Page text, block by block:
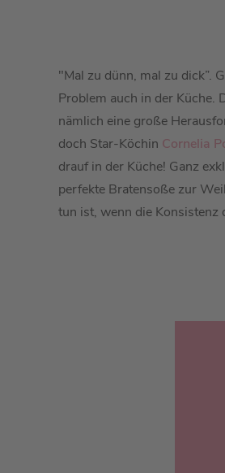
"Mal zu dünn, mal zu dick”.
Problem auch in der Küche.
nämlich eine große
doch Star-Köchin Cornelia
drauf in der Küche! Ganz
perfekte Bratensoße zur
tun ist, wenn die Konsistenz